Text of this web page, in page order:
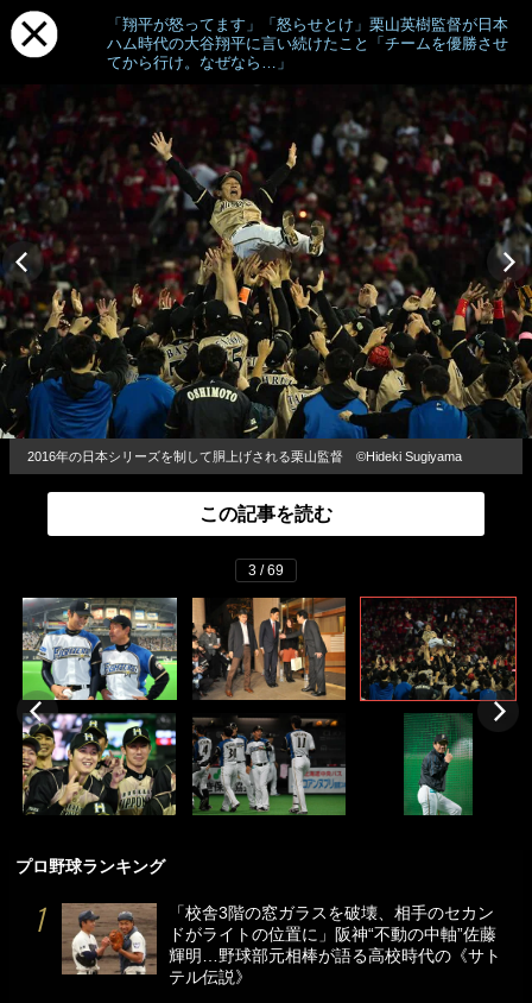
「翔平が怒ってます」「怒らせとけ」栗山英樹監督が日本
ハム時代の大谷翔平に言い続けたこと「チームを優勝させ
てから行け。なぜなら…」
2016年の日本シリーズを制して胴上げされる栗山監督 ©︎Hideki Sugiyama
この記事を読む
3 / 69
プロ野球ランキング
「校舎3階の窓ガラスを破壊、相手のセカン
ドがライトの位置に」阪神“不動の中軸”佐藤
輝明…野球部元相棒が語る高校時代の《サト
テル伝説》